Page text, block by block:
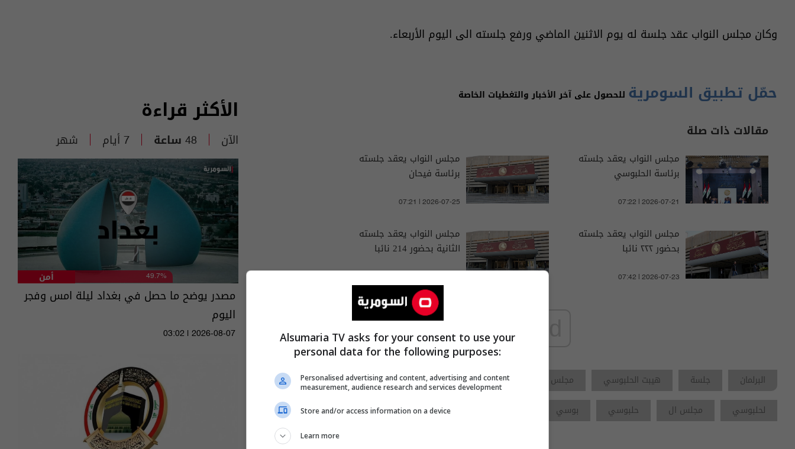
وكان مجلس النواب عقد جلسة له يوم الاثنين الماضي ورفع جلسته الى اليوم الأربعاء.
حمّل تطبيق السومرية للحصول على آخر الأخبار والتغطيات الخاصة
مقالات ذات صلة
مجلس النواب يعقد جلسته
برئاسة الحلبوسي
07:22 | 2026-07-21
مجلس النواب يعقد جلسته
برئاسة فيحان
07:21 | 2026-07-25
مجلس النواب يعقد جلسته
بحضور ٢٢٢ نائبا
07:42 | 2026-07-23
مجلس النواب يعقد جلسته
الثانية بحضور 214 نائبا
البرلمان جلسة هيبت الحلبوسي مجلس النواب رئيس المجلس
الحلبوسي
لحلبوسي
مجلس ال حلبوسي بوسي
الأكثر قراءة
الآن 48 ساعة 7 أيام شهر
أمن 49.7%
مصدر يوضح ما حصل في بغداد ليلة امس وفجر
اليوم
03:02 | 2026-08-07
Alsumaria TV asks for your consent to use your
personal data for the following purposes:
Personalised advertising and content, advertising and content
measurement, audience research and services development
Store and/or access information on a device
Learn more